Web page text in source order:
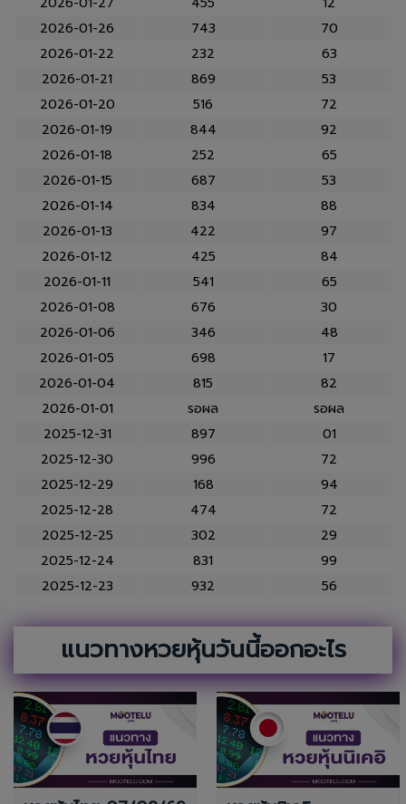
2026-01-26
743
70
2026-01-22
232
63
2026-01-21
869
53
2026-01-20
516
72
2026-01-19
844
92
2026-01-18
252
65
2026-01-15
687
53
2026-01-14
834
88
2026-01-13
422
97
2026-01-12
425
84
2026-01-11
541
65
2026-01-08
676
30
2026-01-06
346
48
2026-01-05
698
17
2026-01-04
815
82
2026-01-01
รอผล
รอผล
2025-12-31
897
01
2025-12-30
996
72
2025-12-29
168
94
2025-12-28
474
72
2025-12-25
302
29
2025-12-24
831
99
2025-12-23
932 56
แนวทางหวยหุ้นวันนี้ออกอะไร